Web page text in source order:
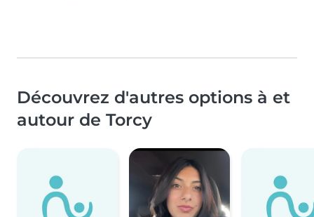
Découvrez d'autres options à et
autour de Torcy